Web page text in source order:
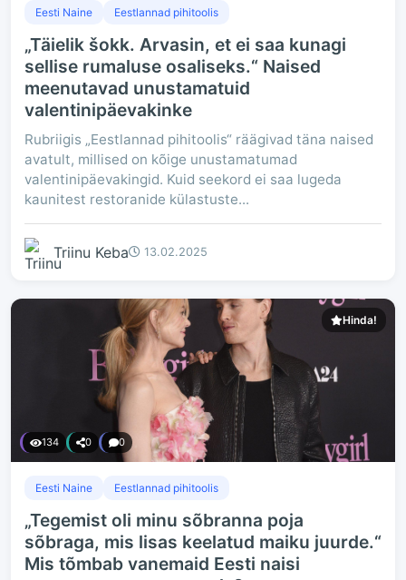
Eesti Naine Eestlannad pihitoolis
„Täielik šokk. Arvasin, et ei saa kunagi
sellise rumaluse osaliseks.“ Naised
meenutavad unustamatuid
valentinipäevakinke
Rubriigis „Eestlannad pihitoolis“ räägivad täna naised
avatult, millised on kõige unustamatumad
valentinipäevakingid. Kuid seekord ei saa lugeda
kaunitest restoranide külastuste...
Triinu Keba 13.02.2025
Hinda!
134 0 0
Eesti Naine Eestlannad pihitoolis
„Tegemist oli minu sõbranna poja
sõbraga, mis lisas keelatud maiku juurde.“
Mis tõmbab vanemaid Eesti naisi